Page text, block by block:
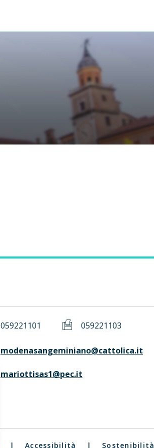
059221101 059221103
modenasangeminiano@cattolica.it
mariottisas1@pec.it
| Accessibilità | Sostenibilità